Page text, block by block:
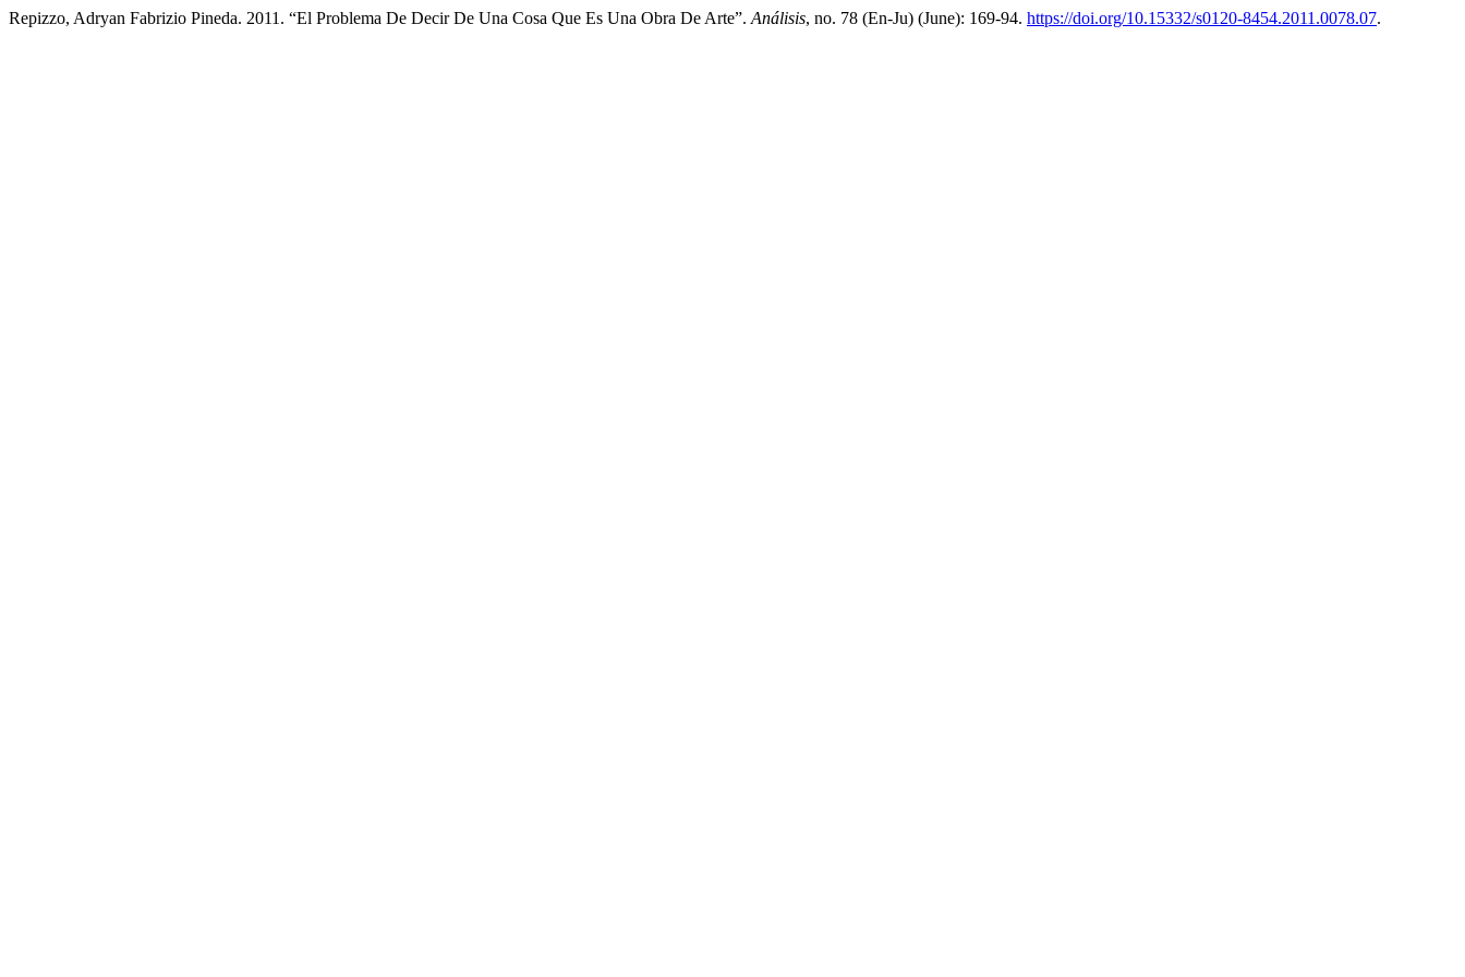
Repizzo, Adryan Fabrizio Pineda. 2011. “El Problema De Decir De Una Cosa Que Es Una Obra De Arte”. Análisis, no. 78 (En-Ju) (June): 169-94. https://doi.org/10.15332/s0120-8454.2011.0078.07.